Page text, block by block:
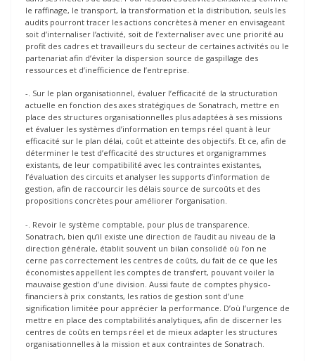
le raffinage, le transport, la transformation et la distribution, seuls les
audits pourront tracer les actions concrètes à mener en envisageant
soit d’internaliser l’activité, soit de l’externaliser avec une priorité au
profit des cadres et travailleurs du secteur de certaines activités ou le
partenariat afin d’éviter la dispersion source de gaspillage des
ressources et d’inefficience de l’entreprise.
-. Sur le plan organisationnel, évaluer l’efficacité de la structuration
actuelle en fonction des axes stratégiques de Sonatrach, mettre en
place des structures organisationnelles plus adaptées à ses missions
et évaluer les systèmes d’information en temps réel quant à leur
efficacité sur le plan délai, coût et atteinte des objectifs. Et ce, afin de
déterminer le test d’efficacité des structures et organigrammes
existants, de leur compatibilité avec les contraintes existantes,
l’évaluation des circuits et analyser les supports d’information de
gestion, afin de raccourcir les délais source de surcoûts et des
propositions concrètes pour améliorer l’organisation.
-. Revoir le système comptable, pour plus de transparence.
Sonatrach, bien qu’il existe une direction de l’audit au niveau de la
direction générale, établit souvent un bilan consolidé où l’on ne
cerne pas correctement les centres de coûts, du fait de ce que les
économistes appellent les comptes de transfert, pouvant voiler la
mauvaise gestion d’une division. Aussi faute de comptes physico-
financiers à prix constants, les ratios de gestion sont d’une
signification limitée pour apprécier la performance. D’où l’urgence de
mettre en place des comptabilités analytiques, afin de discerner les
centres de coûts en temps réel et de mieux adapter les structures
organisationnelles à la mission et aux contraintes de Sonatrach.